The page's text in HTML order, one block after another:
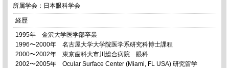
所属学会：日本眼科学会
経歴
1995年 金沢大学医学部卒業
1996〜2000年 名古屋大学大学院医学系研究科博士課程
2000〜2002年 東京歯科大市川総合病院 眼科
2002〜2005年 Ocular Surface Center (Miami, FL USA) 研究留学